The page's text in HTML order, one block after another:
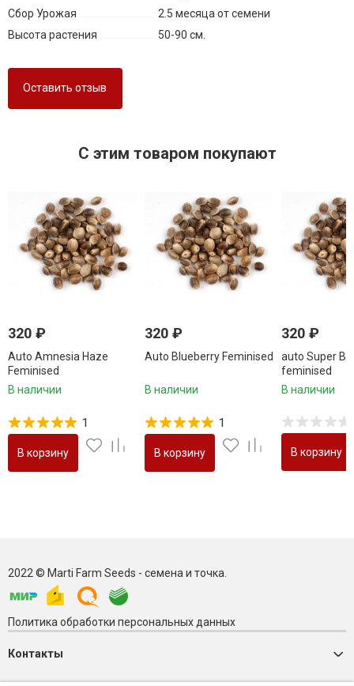
Сбор Урожая
2.5 месяца от семени
Высота растения
50-90 см.
Оставить отзыв
C этим товаром покупают
320 ₽
Auto Amnesia Haze
Feminised
В наличии
1
В корзину
320 ₽
Auto Blueberry Feminised
В наличии
1
В корзину
320 ₽
auto Super
feminised
В наличии
В корзину
2022 © Marti Farm Seeds - семена и точка.
Политика обработки персональных данных
Контакты